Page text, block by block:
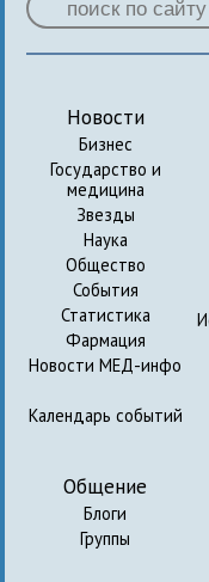
Новости
Бизнес
Государство и
медицина
Звезды
Наука
Общество
События
Статистика
Фармация
Новости МЕД-инфо
Календарь событий
Общение
Блоги
Группы